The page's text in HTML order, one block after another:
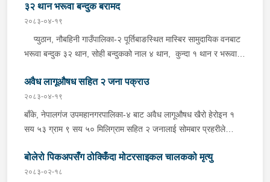
उक्त बन्दुक फेला पारी बरामद गरेको हो । यस सम्बन्धमा प्रहरीले आवश्यक
अनुसन्धान गरिरहेको छ ।
३२ थान भरूवा बन्दुक बरामद
२०८३-०४-१९
प्युठान, नौबहिनी गाउँपालिका-२ पूर्तिबाङस्थित मास्बिर सामुदायिक वनबाट
भरूवा बन्दुक ३२ थान, सोही बन्दुकको नाल ४ थान, कुन्दा १ थान र भरूवा
प्रहरी कार्यालय लुङबाहानेबाट खटिएको प्रहरीले उक्त हातहतियार फेला पारी
बरामद गरेको हो । यस सम्बन्धमा प्रहरीले आवश्यक अनुसन्धान गरिरहेको
छ ।
अवैध लागूऔषध सहित २ जना पक्राउ
२०८३-०४-१९
बाँके, नेपालगंज उपमहानगरपालिका-४ बाट अवैध लागूऔषध खैरो हेरोइन १
सय ५३ ग्राम ९ सय ५० मिलिग्राम सहित २ जनालाई सोमबार प्रहरीले
वर्षीय सुशिल भण्डारी र सोही उपमहानगरपालिका-१० बस्ने ५५ वर्षीय अरूण
कुमार जयसवाल रहेका छन् । लागूऔषध नियन्त्रण ब्यूरो शाखा कार्यालय
बोलेरो पिकअपसँग ठोक्किँदा मोटरसाइकल चालकको मृत्यु
२०८३-०२-१८